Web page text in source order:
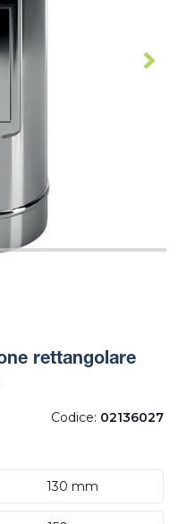
rettangolare
Codice: 02136027
130 mm